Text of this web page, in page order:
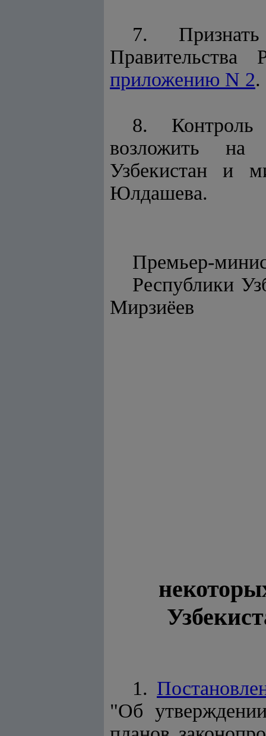
7.
Правительства
приложению N 2.
8. Контроль
возложить на
Узбекистан и
Юлдашева.
Премьер-
Мирзиёев
1.
"Об